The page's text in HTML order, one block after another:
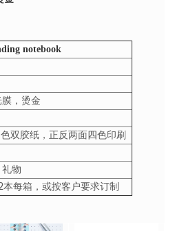
notebook
，烫金
双胶纸，正反两面四色印刷
物
每箱，或按客户要求订制